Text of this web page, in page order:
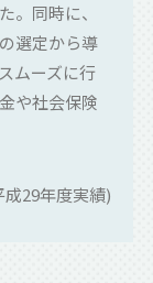
。同時に、
選定から導
ムーズに行
や社会保険
成29年度実績)